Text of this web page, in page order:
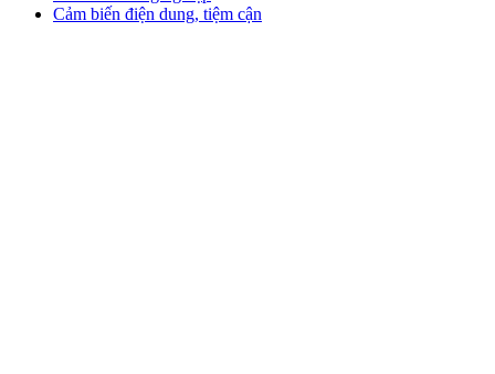
Cảm biến điện dung, tiệm cận